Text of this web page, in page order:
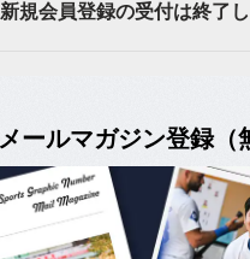
新規会員登録の受付は終了
メールマガジン登録（